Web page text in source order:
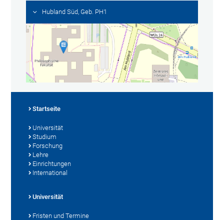
Hubland Süd, Geb. PH1
Startseite
Universität
Studium
Forschung
Lehre
Einrichtungen
International
Universität
Fristen und Termine